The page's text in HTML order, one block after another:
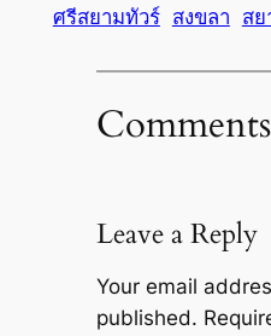
ศรีสยามทัวร์ สงขลา สย
Comments
Leave a Reply
Your email
published.